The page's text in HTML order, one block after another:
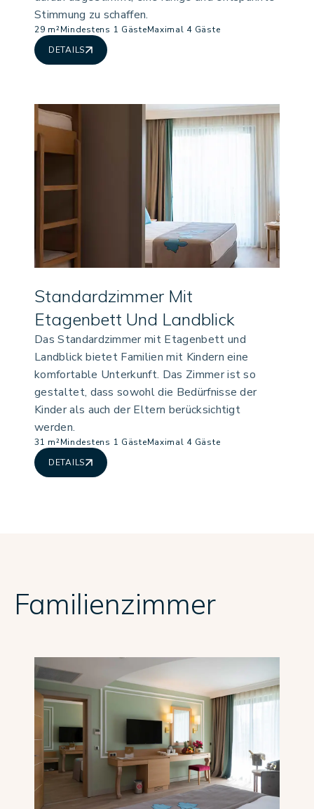
Stimmung zu schaffen.
29 m²Mindestens 1 GästeMaximal 4 Gäste
DETAILS
Standardzimmer Mit
Etagenbett Und Landblick
Das Standardzimmer mit Etagenbett und
Landblick bietet Familien mit Kindern eine
komfortable Unterkunft. Das Zimmer ist so
gestaltet, dass sowohl die Bedürfnisse der
Kinder als auch der Eltern berücksichtigt
werden.
31 m²Mindestens 1 GästeMaximal 4 Gäste
DETAILS
Familienzimmer